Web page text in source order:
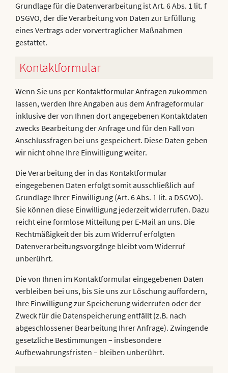
Grundlage für die Datenverarbeitung ist Art. 6 Abs. 1 lit. f
DSGVO, der die Verarbeitung von Daten zur Erfüllung
eines Vertrags oder vorvertraglicher Maßnahmen
gestattet.
Kontaktformular
Wenn Sie uns per Kontaktformular Anfragen zukommen
lassen, werden Ihre Angaben aus dem Anfrageformular
inklusive der von Ihnen dort angegebenen Kontaktdaten
zwecks Bearbeitung der Anfrage und für den Fall von
Anschlussfragen bei uns gespeichert. Diese Daten geben
wir nicht ohne Ihre Einwilligung weiter.
Die Verarbeitung der in das Kontaktformular
eingegebenen Daten erfolgt somit ausschließlich auf
Grundlage Ihrer Einwilligung (Art. 6 Abs. 1 lit. a DSGVO).
Sie können diese Einwilligung jederzeit widerrufen. Dazu
reicht eine formlose Mitteilung per E-Mail an uns. Die
Rechtmäßigkeit der bis zum Widerruf erfolgten
Datenverarbeitungsvorgänge bleibt vom Widerruf
unberührt.
Die von Ihnen im Kontaktformular eingegebenen Daten
verbleiben bei uns, bis Sie uns zur Löschung auffordern,
Ihre Einwilligung zur Speicherung widerrufen oder der
Zweck für die Datenspeicherung entfällt (z.B. nach
abgeschlossener Bearbeitung Ihrer Anfrage). Zwingende
gesetzliche Bestimmungen – insbesondere
Aufbewahrungsfristen – bleiben unberührt.